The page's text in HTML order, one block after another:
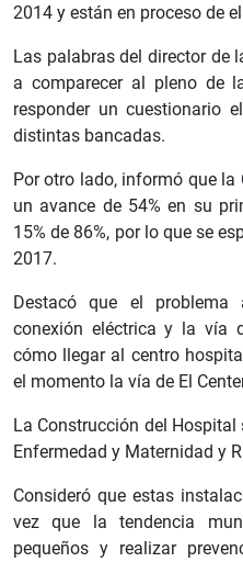
2014 y están en proceso de
Las palabras del director de
a comparecer al pleno de
responder un cuestionario
distintas bancadas.
Por otro lado, informó que
un avance de 54% en su
15% de 86%, por lo que se
2017.
Destacó que el
conexión eléctrica y la vía
cómo llegar al centro
el momento la vía de El
La Construcción del
Enfermedad y Maternidad y
Consideró que estas
vez que la tendencia
pequeños y realizar